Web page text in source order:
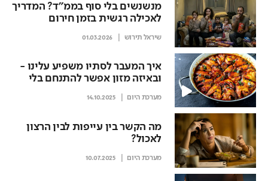
מנשנשים בלי סוף בממ״ד? המדריך
לאכילה רגשית בזמן חירום
שיראל תירוש 01.03.2026
איך המעבר לסתיו משפיע עלינו -
ובאיזה מזון אפשר להתנחם בלי
מערכת היום 14.10.2025
מה הקשר בין עייפות לבין הרצון
לאכול?
מערכת היום 10.07.2025